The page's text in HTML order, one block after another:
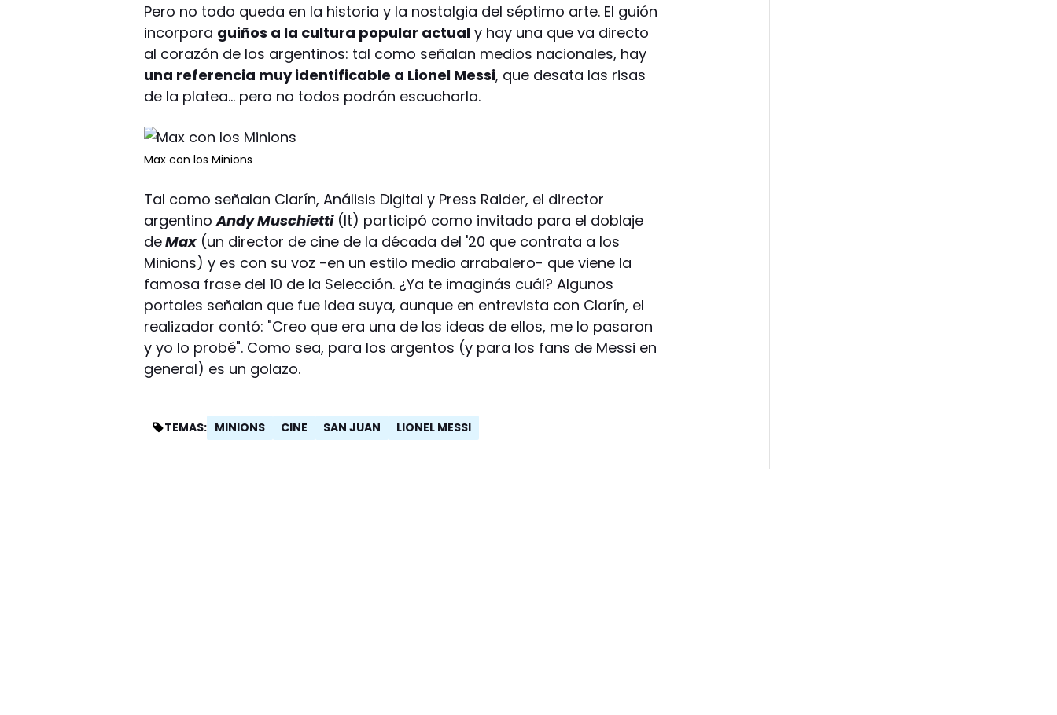
Pero no todo queda en la historia y la nostalgia del séptimo arte. El guión
incorpora guiños a la cultura popular actual y hay una que va directo
al corazón de los argentinos: tal como señalan medios nacionales, hay
una referencia muy identificable a Lionel Messi, que desata las risas
de la platea... pero no todos podrán escucharla.
Max con los Minions
Tal como señalan Clarín, Análisis Digital y Press Raider, el director
argentinoAndy Muschietti(It) participó como invitado para el doblaje
deMax (un director de cine de la década del '20 que contrata a los
Minions) y es con su voz -en un estilo medio arrabalero- que viene la
famosa frase del 10 de la Selección. ¿Ya te imaginás cuál? Algunos
portales señalan que fue idea suya, aunque en entrevista con Clarín, el
realizador contó: "Creo que era una de las ideas de ellos, me lo pasaron
y yo lo probé". Como sea, para los argentos (y para los fans de Messi en
general) es un golazo.
TEMAS: MINIONS CINE SAN JUAN LIONEL MESSI